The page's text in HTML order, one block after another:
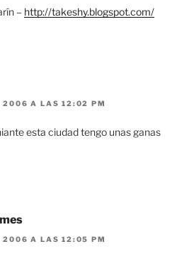
– http://takeshy.blogspot.com/
2006 A LAS 12:02 PM
esta ciudad tengo unas ganas
2006 A LAS 12:05 PM